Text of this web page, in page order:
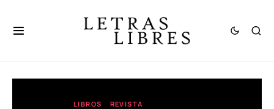
LIBROS REVISTA